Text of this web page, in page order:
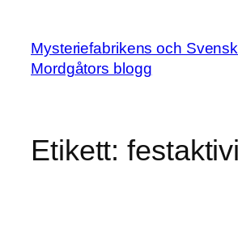
innehåll
Mysteriefabrikens och
Mordgåtors blogg
Etikett: